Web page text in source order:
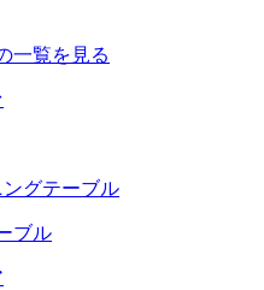
一覧を見る
ブル